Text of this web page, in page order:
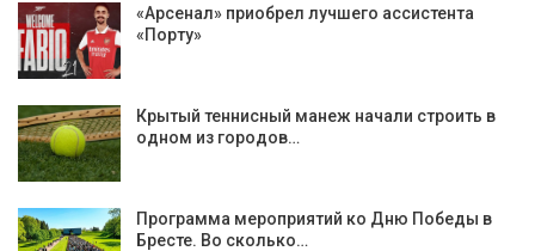
«Арсенал» приобрел лучшего ассистента
«Порту»
Крытый теннисный манеж начали строить в
одном из городов…
Программа мероприятий ко Дню Победы в
Бресте. Во сколько…